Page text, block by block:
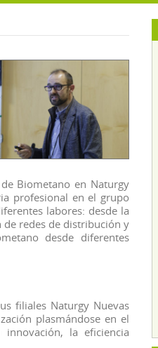
Biometano en Naturgy
profesional en el grupo
labores: desde la
de redes de distribución y
desde diferentes
filiales Naturgy Nuevas
plasmándose en el
la eficiencia